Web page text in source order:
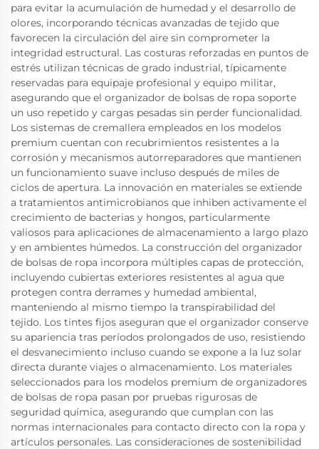
para evitar la acumulación de humedad y el desarrollo de
olores, incorporando técnicas avanzadas de tejido que
favorecen la circulación del aire sin comprometer la
integridad estructural. Las costuras reforzadas en puntos de
estrés utilizan técnicas de grado industrial, típicamente
reservadas para equipaje profesional y equipo militar,
asegurando que el organizador de bolsas de ropa soporte
un uso repetido y cargas pesadas sin perder funcionalidad.
Los sistemas de cremallera empleados en los modelos
premium cuentan con recubrimientos resistentes a la
corrosión y mecanismos autorreparadores que mantienen
un funcionamiento suave incluso después de miles de
ciclos de apertura. La innovación en materiales se extiende
a tratamientos antimicrobianos que inhiben activamente el
crecimiento de bacterias y hongos, particularmente
valiosos para aplicaciones de almacenamiento a largo plazo
y en ambientes húmedos. La construcción del organizador
de bolsas de ropa incorpora múltiples capas de protección,
incluyendo cubiertas exteriores resistentes al agua que
protegen contra derrames y humedad ambiental,
manteniendo al mismo tiempo la transpirabilidad del
tejido. Los tintes fijos aseguran que el organizador conserve
su apariencia tras períodos prolongados de uso, resistiendo
el desvanecimiento incluso cuando se expone a la luz solar
directa durante viajes o almacenamiento. Los materiales
seleccionados para los modelos premium de organizadores
de bolsas de ropa pasan por pruebas rigurosas de
seguridad química, asegurando que cumplan con las
normas internacionales para contacto directo con la ropa y
artículos personales. Las consideraciones de sostenibilidad